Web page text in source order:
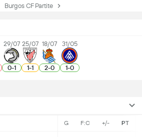
Burgos CF Partite
29/07
0-1
25/07
1-1
18/07
2-0
31/05
1-0
G F:C +/- PT